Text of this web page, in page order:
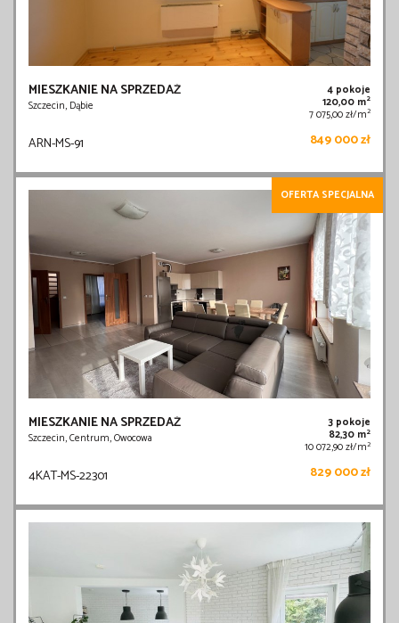
MIESZKANIE NA SPRZEDAŻ
Szczecin, Dąbie
4 pokoje
120,00 m2
7 075,00 zł/m2
ARN-MS-91 849 000 zł
OFERTA SPECJALNA
MIESZKANIE NA SPRZEDAŻ
Szczecin, Centrum, Owocowa
3 pokoje
82,30 m2
10 072,90 zł/m2
4KAT-MS-22301 829 000 zł